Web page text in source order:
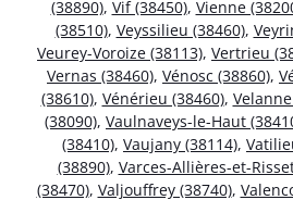
(38890), Vif (38450), Vienne
(38510), Veyssilieu (38460),
Veurey-Voroize (38113), Vertrieu
Vernas (38460), Vénosc (38860),
(38610), Vénérieu (38460),
(38090), Vaulnaveys-le-Haut
(38410), Vaujany (38114),
(38890), Varces-Allières-et-
(38470), Valjouffrey (38740),